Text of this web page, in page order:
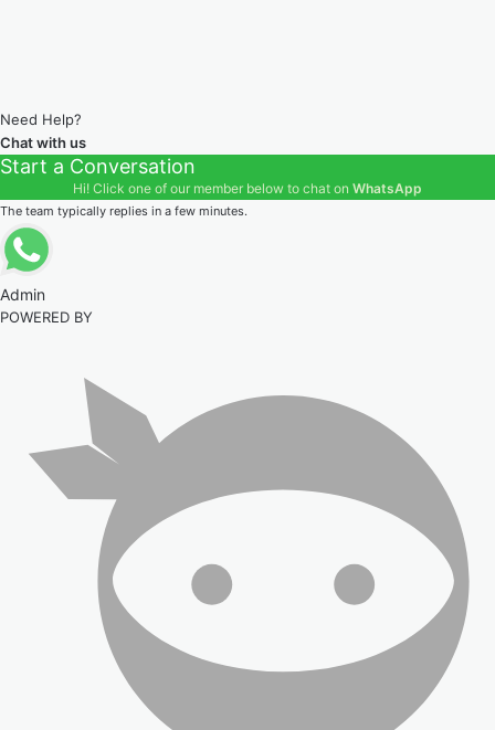
Need Help?
Chat with us
Start a Conversation
Hi! Click one of our member below to chat on WhatsApp
The team typically replies in a few minutes.
Admin
POWERED BY